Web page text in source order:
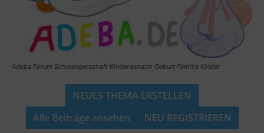
Adeba Forum Schwangerschaft Kinderwunsch Geburt Familie Kinder
NEUES THEMA ERSTELLEN
Alle Beiträge ansehen
NEU REGISTRIEREN